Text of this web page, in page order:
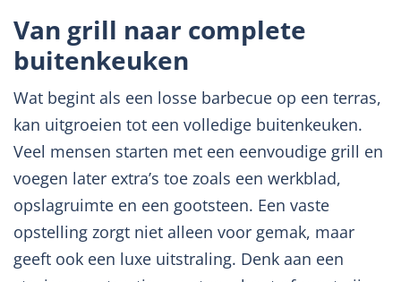
Van grill naar complete
buitenkeuken
Wat begint als een losse barbecue op een terras,
kan uitgroeien tot een volledige buitenkeuken.
Veel mensen starten met een eenvoudige grill en
voegen later extra’s toe zoals een werkblad,
opslagruimte en een gootsteen. Een vaste
opstelling zorgt niet alleen voor gemak, maar
geeft ook een luxe uitstraling. Denk aan een